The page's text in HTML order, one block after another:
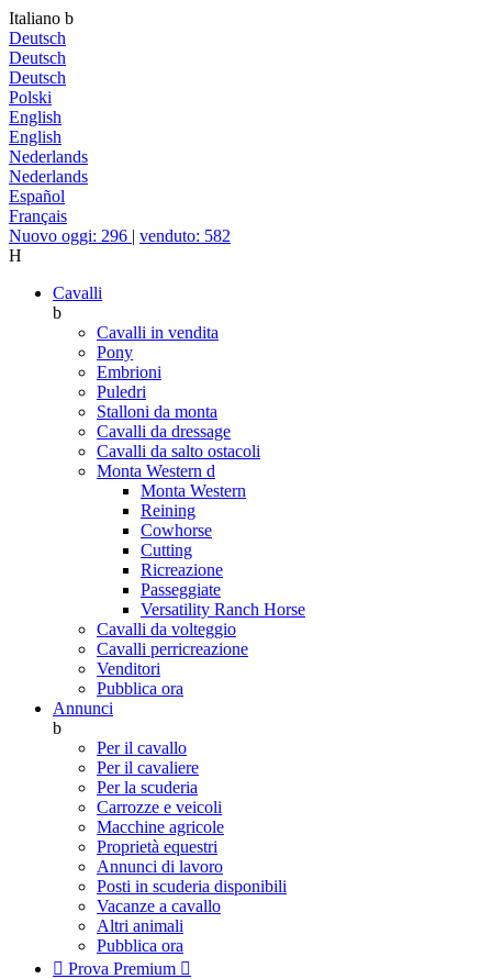
Italiano b
Deutsch
Deutsch
Deutsch
Polski
English
English
Nederlands
Nederlands
Español
Français
Nuovo oggi: 296 | venduto: 582
H
Cavalli
b
Cavalli in vendita
Pony
Embrioni
Puledri
Stalloni da monta
Cavalli da dressage
Cavalli da salto ostacoli
Monta Western d
Monta Western
Reining
Cowhorse
Cutting
Ricreazione
Passeggiate
Versatility Ranch Horse
Cavalli da volteggio
Cavalli perricreazione
Venditori
Pubblica ora
Annunci
b
Per il cavallo
Per il cavaliere
Per la scuderia
Carrozze e veicoli
Macchine agricole
Proprietà equestri
Annunci di lavoro
Posti in scuderia disponibili
Vacanze a cavallo
Altri animali
Pubblica ora
 Prova Premium 